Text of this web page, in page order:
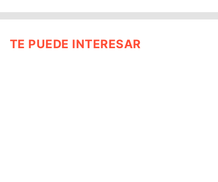
TE PUEDE INTERESAR